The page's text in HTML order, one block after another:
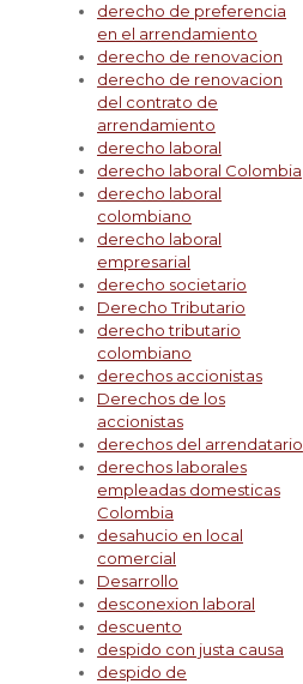
derecho de preferencia
en el arrendamiento
derecho de renovacion
derecho de renovacion
del contrato de
arrendamiento
derecho laboral
derecho laboral Colombia
derecho laboral
colombiano
derecho laboral
empresarial
derecho societario
Derecho Tributario
derecho tributario
colombiano
derechos accionistas
Derechos de los
accionistas
derechos del arrendatario
derechos laborales
empleadas domesticas
Colombia
desahucio en local
comercial
Desarrollo
desconexion laboral
descuento
despido con justa causa
despido de